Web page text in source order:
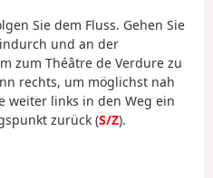
Sie dem Fluss. Gehen Sie
und an der
zum Théâtre de Verdure zu
rechts, um möglichst nah
weiter links in den Weg ein
zurück (S/Z).